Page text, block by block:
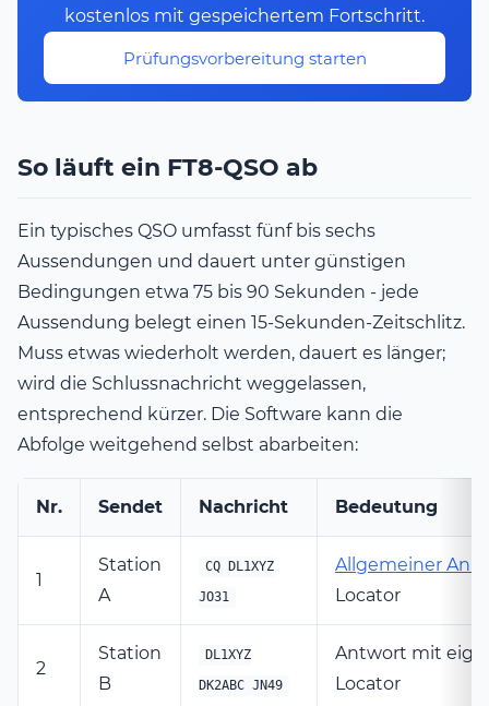
kostenlos mit gespeichertem Fortschritt.
Prüfungsvorbereitung starten
So läuft ein FT8-QSO ab
Ein typisches QSO umfasst fünf bis sechs
Aussendungen und dauert unter günstigen
Bedingungen etwa 75 bis 90 Sekunden - jede
Aussendung belegt einen 15-Sekunden-Zeitschlitz.
Muss etwas wiederholt werden, dauert es länger;
wird die Schlussnachricht weggelassen,
entsprechend kürzer. Die Software kann die
Abfolge weitgehend selbst abarbeiten:
Nr. Sendet Nachricht Bedeutung
1
Station
A
CQ DL1XYZ
JO31
Allgemeiner
Locator
2
Station
B
DL1XYZ
DK2ABC JN49
Antwort mit
Locator